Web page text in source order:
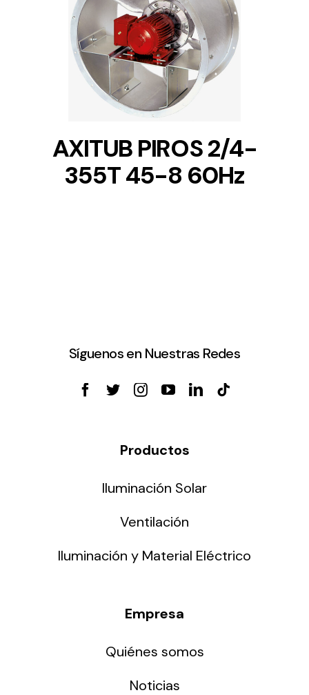
DETAILS
AXITUB PIROS 2/4-
355T 45-8 60Hz
Síguenos en Nuestras Redes
Productos
Iluminación Solar
Ventilación
Iluminación y Material Eléctrico
Empresa
Quiénes somos
Noticias